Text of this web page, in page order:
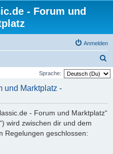
- Forum und
Anmelden
u
Sprache:
und Marktplatz -
- Forum und Marktplatz“
wird zwischen dir und dem
Regelungen geschlossen: